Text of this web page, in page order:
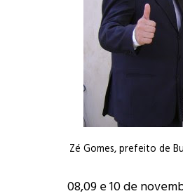
Zé Gomes, prefeito de
08,09 e 10 de